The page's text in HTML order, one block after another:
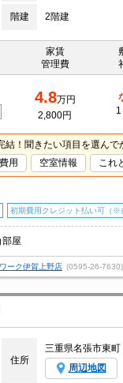
階建 2階建
家賃
管理費
4.8万円
2,800円
1
結！聞きたい項目を選んで
用
空室情報 これ
初期費用クレジット払い可（※
屋
ーク伊賀上野店 (0595-26-7630)
住所
三重県名張市東町
周辺地図